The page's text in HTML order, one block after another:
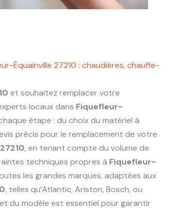
Équainville 27210 : chaudières, chauffe-
et souhaitez remplacer votre
locaux dans Fiquefleur-
étape : du choix du matériel à
précis pour le remplacement de votre
, en tenant compte du volume de
techniques propres à Fiquefleur-
les grandes marques, adaptées aux
, telles qu’Atlantic, Ariston, Bosch, ou
du modèle est essentiel pour garantir